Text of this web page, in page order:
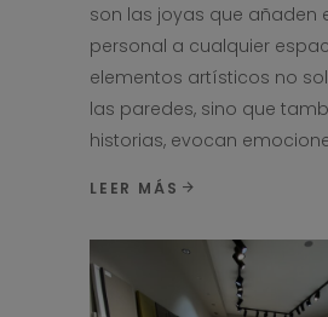
son las joyas que añaden
personal a cualquier
elementos artísticos no
las paredes, sino que
historias, evocan
LEER MÁS